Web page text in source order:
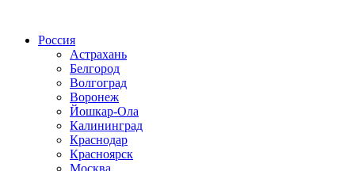
Россия
Астрахань
Белгород
Волгоград
Воронеж
Йошкар-Ола
Калининград
Краснодар
Красноярск
Москва